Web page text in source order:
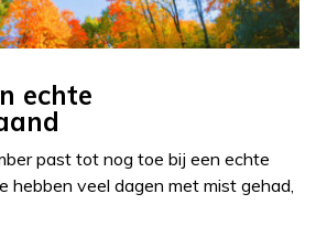
echte
past tot nog toe bij een echte
hebben veel dagen met mist gehad,